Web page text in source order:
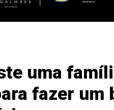
uma
fazer um